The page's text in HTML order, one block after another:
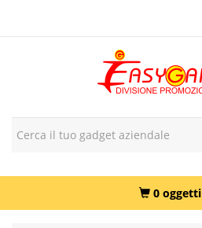
0 oggetti